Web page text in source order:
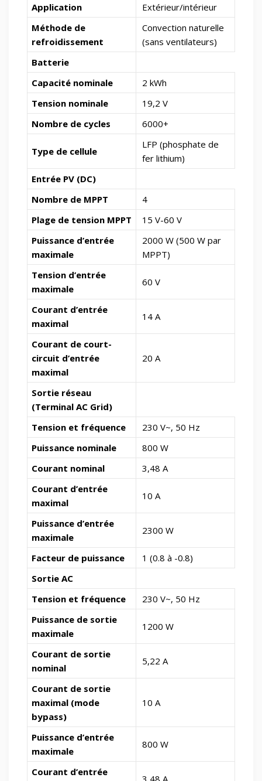
Application
Extérieur/intérieur
Méthode de
refroidissement
Convection naturelle
(sans ventilateurs)
Batterie
Capacité nominale
2 kWh
Tension nominale
19,2 V
Nombre de cycles
6000+
Type de cellule
LFP (phosphate de
fer lithium)
Entrée PV (DC)
Nombre de MPPT
4
Plage de tension MPPT
15 V-60 V
Puissance d’entrée
maximale
2000 W (500 W par
MPPT)
Tension d’entrée
maximale
60 V
Courant d’entrée
maximal
14 A
Courant de court-
circuit d’entrée
maximal
20 A
Sortie réseau
(Terminal AC Grid)
Tension et fréquence
230 V~, 50 Hz
Puissance nominale
800 W
Courant nominal
3,48 A
Courant d’entrée
maximal
10 A
Puissance d’entrée
maximale
2300 W
Facteur de puissance
1 (0.8 à -0.8)
Sortie AC
Tension et fréquence
230 V~, 50 Hz
Puissance de sortie
maximale
1200 W
Courant de sortie
nominal
5,22 A
Courant de sortie
maximal (mode
bypass)
10 A
Puissance d’entrée
maximale
800 W
Courant d’entrée
3,48 A